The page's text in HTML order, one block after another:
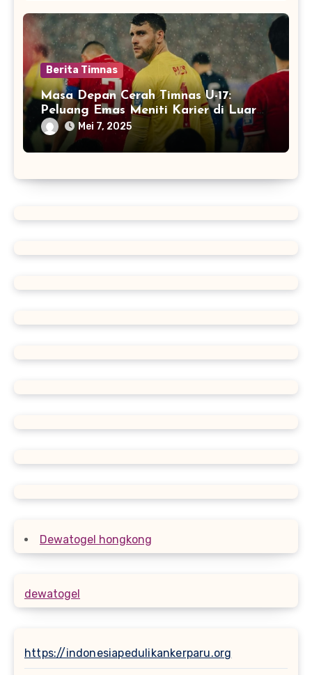
Berita Timnas
Masa Depan Cerah Timnas U-17:
Peluang Emas Meniti Karier di Luar
NegeriMei 7, 2025
Dewatogel hongkong
dewatogel
https://indonesiapedulikankerparu.org